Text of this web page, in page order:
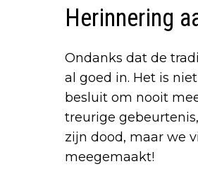
Herinnering
Ondanks dat de
al goed in. Het is
besluit om nooit
treurige
zijn dood, maar we
meegemaakt!